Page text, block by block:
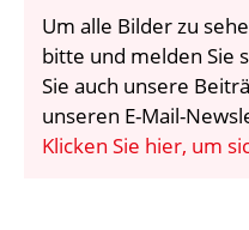
Um alle Bilder zu
bitte und melden Sie
Sie auch unsere
unseren E-Mail-
Klicken Sie hier, um